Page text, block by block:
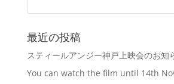
最近の投稿
スティールアンジー神戸上映会のお知
You can watch the film until 14th